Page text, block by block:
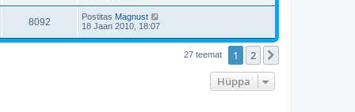
8092 Postitas Magnust
18 Jaan 2010, 18:07
27 teemat 1 2
Hüppa